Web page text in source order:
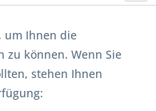
um Ihnen die
zu können. Wenn Sie
stehen Ihnen